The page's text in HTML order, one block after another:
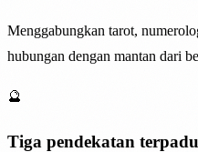
Menggabungkan tarot,
hubungan dengan mantan dari
🔮
Tiga pendekatan terpadu